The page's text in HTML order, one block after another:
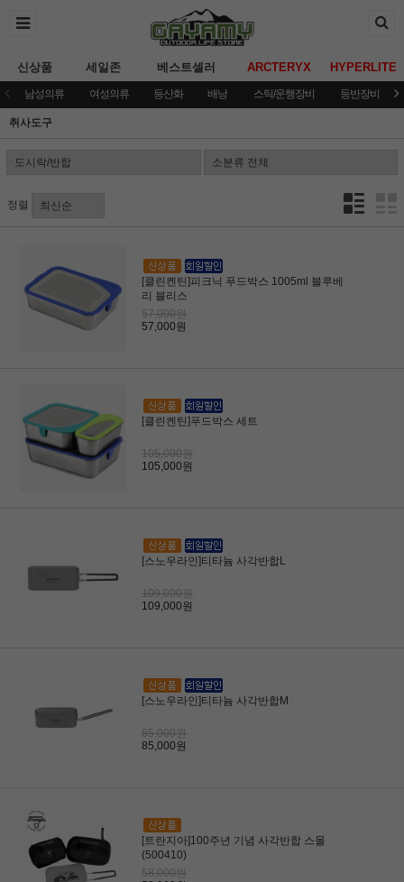
신상품 세일존 베스트셀러 ARCTERYX HYPERLITE
남성의류 여성의류 등산화 배낭 스틱/운행장비 등반장비
취사도구
정렬
[클린켄틴]피크닉 푸드박스 1005ml 블루베
리 블리스
57,000원
57,000원
[클린켄틴]푸드박스 세트
105,000원
105,000원
[스노우라인]티타늄 사각반합L
109,000원
109,000원
[스노우라인]티타늄 사각반합M
85,000원
85,000원
[트란지아]100주년 기념 사각반합 스몰
(500410)
58,000원